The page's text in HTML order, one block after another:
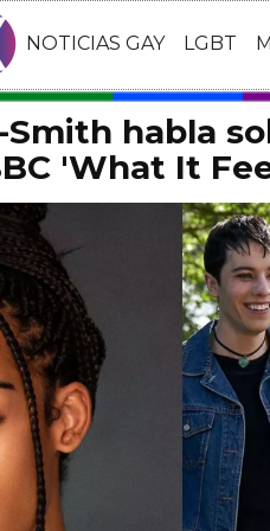
NOTICIAS GAY LGBT
habla
'What It